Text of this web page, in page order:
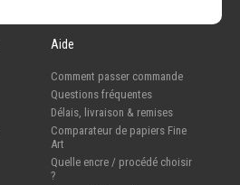
Aide
Comment passer commande
Questions fréquentes
Délais, livraison & remises
Comparateur de papiers Fine
Art
Quelle encre / procédé choisir
?